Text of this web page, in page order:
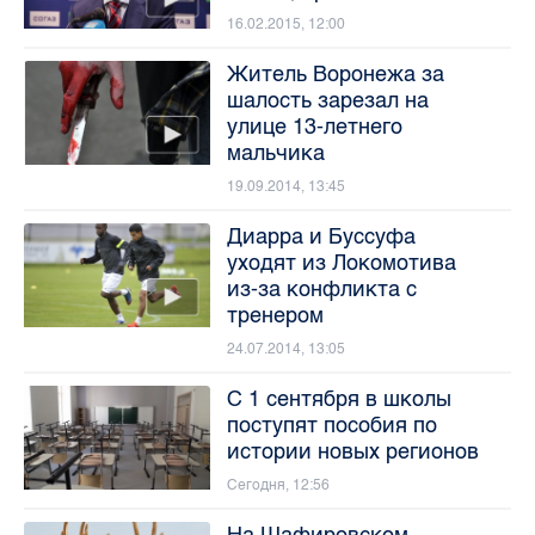
16.02.2015, 12:00
Житель Воронежа за
шалость зарезал на
улице 13-летнего
мальчика
19.09.2014, 13:45
Диарра и Буссуфа
уходят из Локомотива
из-за конфликта с
тренером
24.07.2014, 13:05
С 1 сентября в школы
поступят пособия по
истории новых регионов
Сегодня, 12:56